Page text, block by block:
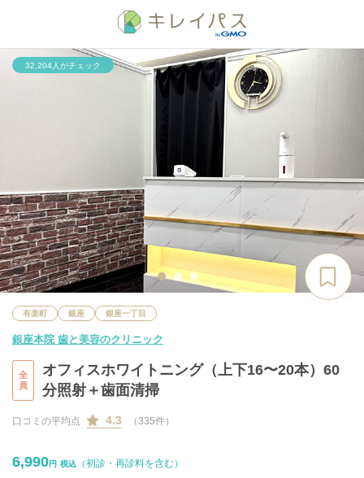
32,204人がチェック
有楽町 銀座 銀座一丁目
銀座本院 歯と美容のクリニック
全
員
オフィスホワイトニング（上下16〜20本）60
分照射＋歯面清掃
口コミの平均点 4.3 （335件）
6,990円 税込
（初診・再診料を含む）